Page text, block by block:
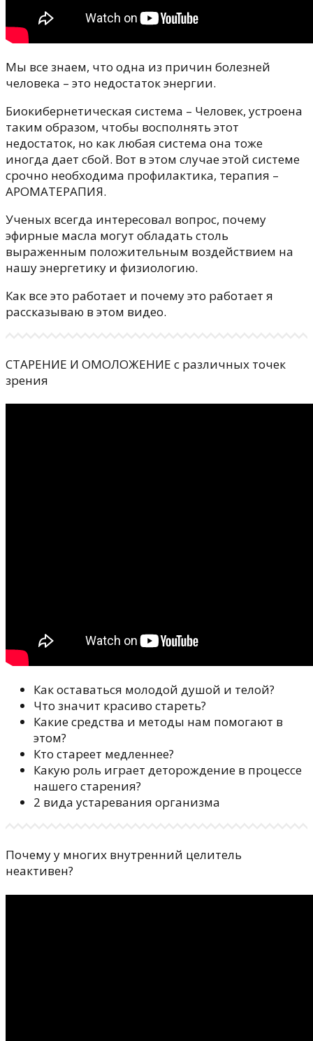
Мы все знаем, что одна из причин болезней
человека – это недостаток энергии.
Биокибернетическая система – Человек, устроена
таким образом, чтобы восполнять этот
недостаток, но как любая система она тоже
иногда дает сбой. Вот в этом случае этой системе
срочно необходима профилактика, терапия –
АРОМАТЕРАПИЯ.
Ученых всегда интересовал вопрос, почему
эфирные масла могут обладать столь
выраженным положительным воздействием на
нашу энергетику и физиологию.
Как все это работает и почему это работает я
рассказываю в этом видео.
СТАРЕНИE И ОМОЛОЖЕНИE с различных точек
зрения
Как оставаться молодой душой и телой?
Что значит красиво стареть?
Какие средства и методы нам помогают в
этом?
Кто стареет медленнее?
Какую роль играет деторождение в процессе
нашего старения?
2 вида устаревания организма
Почему у многих внутренний целитель
неактивен?